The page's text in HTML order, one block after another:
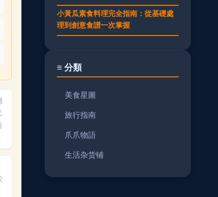
小黃瓜素食料理完全指南：從基礎處
理到創意食譜一次掌握
≡ 分類
美食星圖
旅行指南
爪爪物語
生活杂货铺